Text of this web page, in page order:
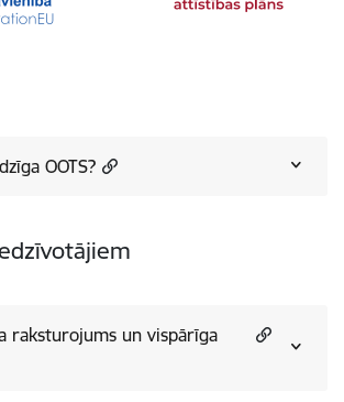
OOTS?
raksturojums un vispārīga